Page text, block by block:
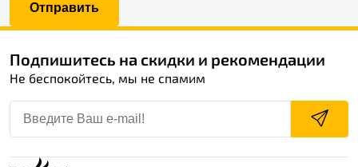
Отправить
Подпишитесь на скидки и рекомендации
Не беспокойтесь, мы не спамим